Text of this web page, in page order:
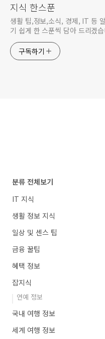
지식 한스푼
생활 팁,정보,소식, 경제, IT 등
기 쉽게 한 스푼씩 담아 드리겠
구독하기
분류 전체보기
IT 지식
생활 정보 지식
일상 및 센스 팁
금융 꿀팁
혜택 정보
잡지식
연예 정보
국내 여행 정보
세계 여행 정보